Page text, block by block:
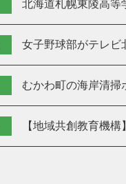
北海道札幌東陵高等
女子野球部がテレビ
むかわ町の海岸清
【地域共創教育機